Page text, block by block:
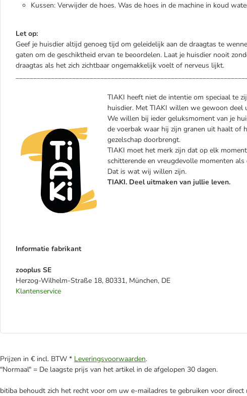
Kussen: Verwijder de hoes. Was de hoes in de machine in koud
Let op:
Geef je huisdier altijd genoeg tijd om geleidelijk aan de draagtas te
gaten om de geschiktheid ervan te beoordelen. Laat je huisdier nooit
draagtas als het zich zichtbaar ongemakkelijk voelt of nerveus lijkt.
TIAKI heeft niet de intentie om speciaal te
huisdier. Met TIAKI willen we gewoon deel
We willen bij ieder geluksmoment van je
de voerbak waar hij zijn granen uit haalt of
gezelschap doorbrengt.
TIAKI moet het merk zijn dat op elk
schitterende en vreugdevolle momenten
Dat is wat wij willen zijn.
TIAKI. Deel uitmaken van jullie leven.
Informatie fabrikant
zooplus SE
Herzog-Wilhelm-Straße 18, 80331, München, DE
Klantenservice
Prijzen in € incl. BTW * Leveringsvoorwaarden.
"Normaal" = De laagste prijs van het artikel in de afgelopen 30 dagen.
bitiba behoudt zich het recht voor om uw e-mailadres te gebruiken voor